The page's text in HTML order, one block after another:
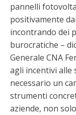
pannelli
positivamente
incontrando dei
burocratiche –
Generale CNA
agli incentivi alle
necessario un
strumenti
aziende, non